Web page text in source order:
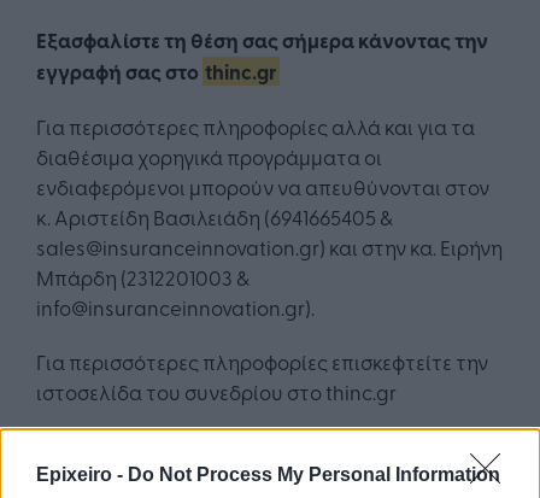
Epixeiro - Do Not Process My Personal Information
Εξασφαλίστε τη θέση σας σήμερα κάνοντας την
εγγραφή σας στο thinc.gr
Για περισσότερες πληροφορίες αλλά και για τα
διαθέσιμα χορηγικά προγράμματα οι
ενδιαφερόμενοι μπορούν να απευθύνονται στον
κ. Αριστείδη Βασιλειάδη (6941665405 &
sales@insuranceinnovatiοn.gr) και στην κα. Ειρήνη
Μπάρδη (2312201003 &
info@insuranceinnovation.gr).
Για περισσότερες πληροφορίες επισκεφτείτε την
ιστοσελίδα του συνεδρίου στο thinc.gr